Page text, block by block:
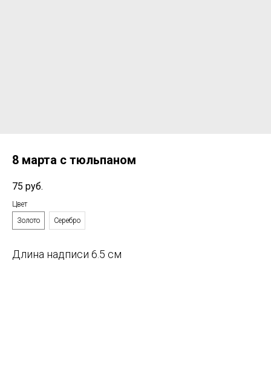
8 марта с тюльпаном
75 руб.
Цвет
Золото
Серебро
Длина надписи 6.5 см